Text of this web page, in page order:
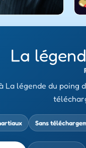
La
La légende du poing
Sans